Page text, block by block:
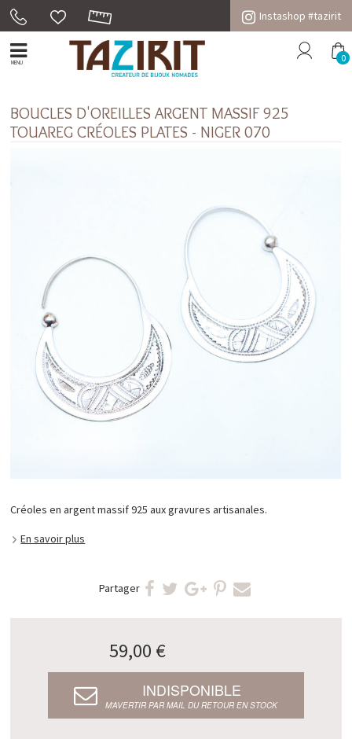
Instashop #tazirit
MENU 0
BOUCLES D'OREILLES ARGENT MASSIF 925
TOUAREG CRÉOLES PLATES - NIGER 070
Créoles en argent massif 925 aux gravures artisanales.
En savoir plus
Partager
59,00 €
INDISPONIBLE
M’AVERTIR PAR MAIL DU RETOUR EN STOCK